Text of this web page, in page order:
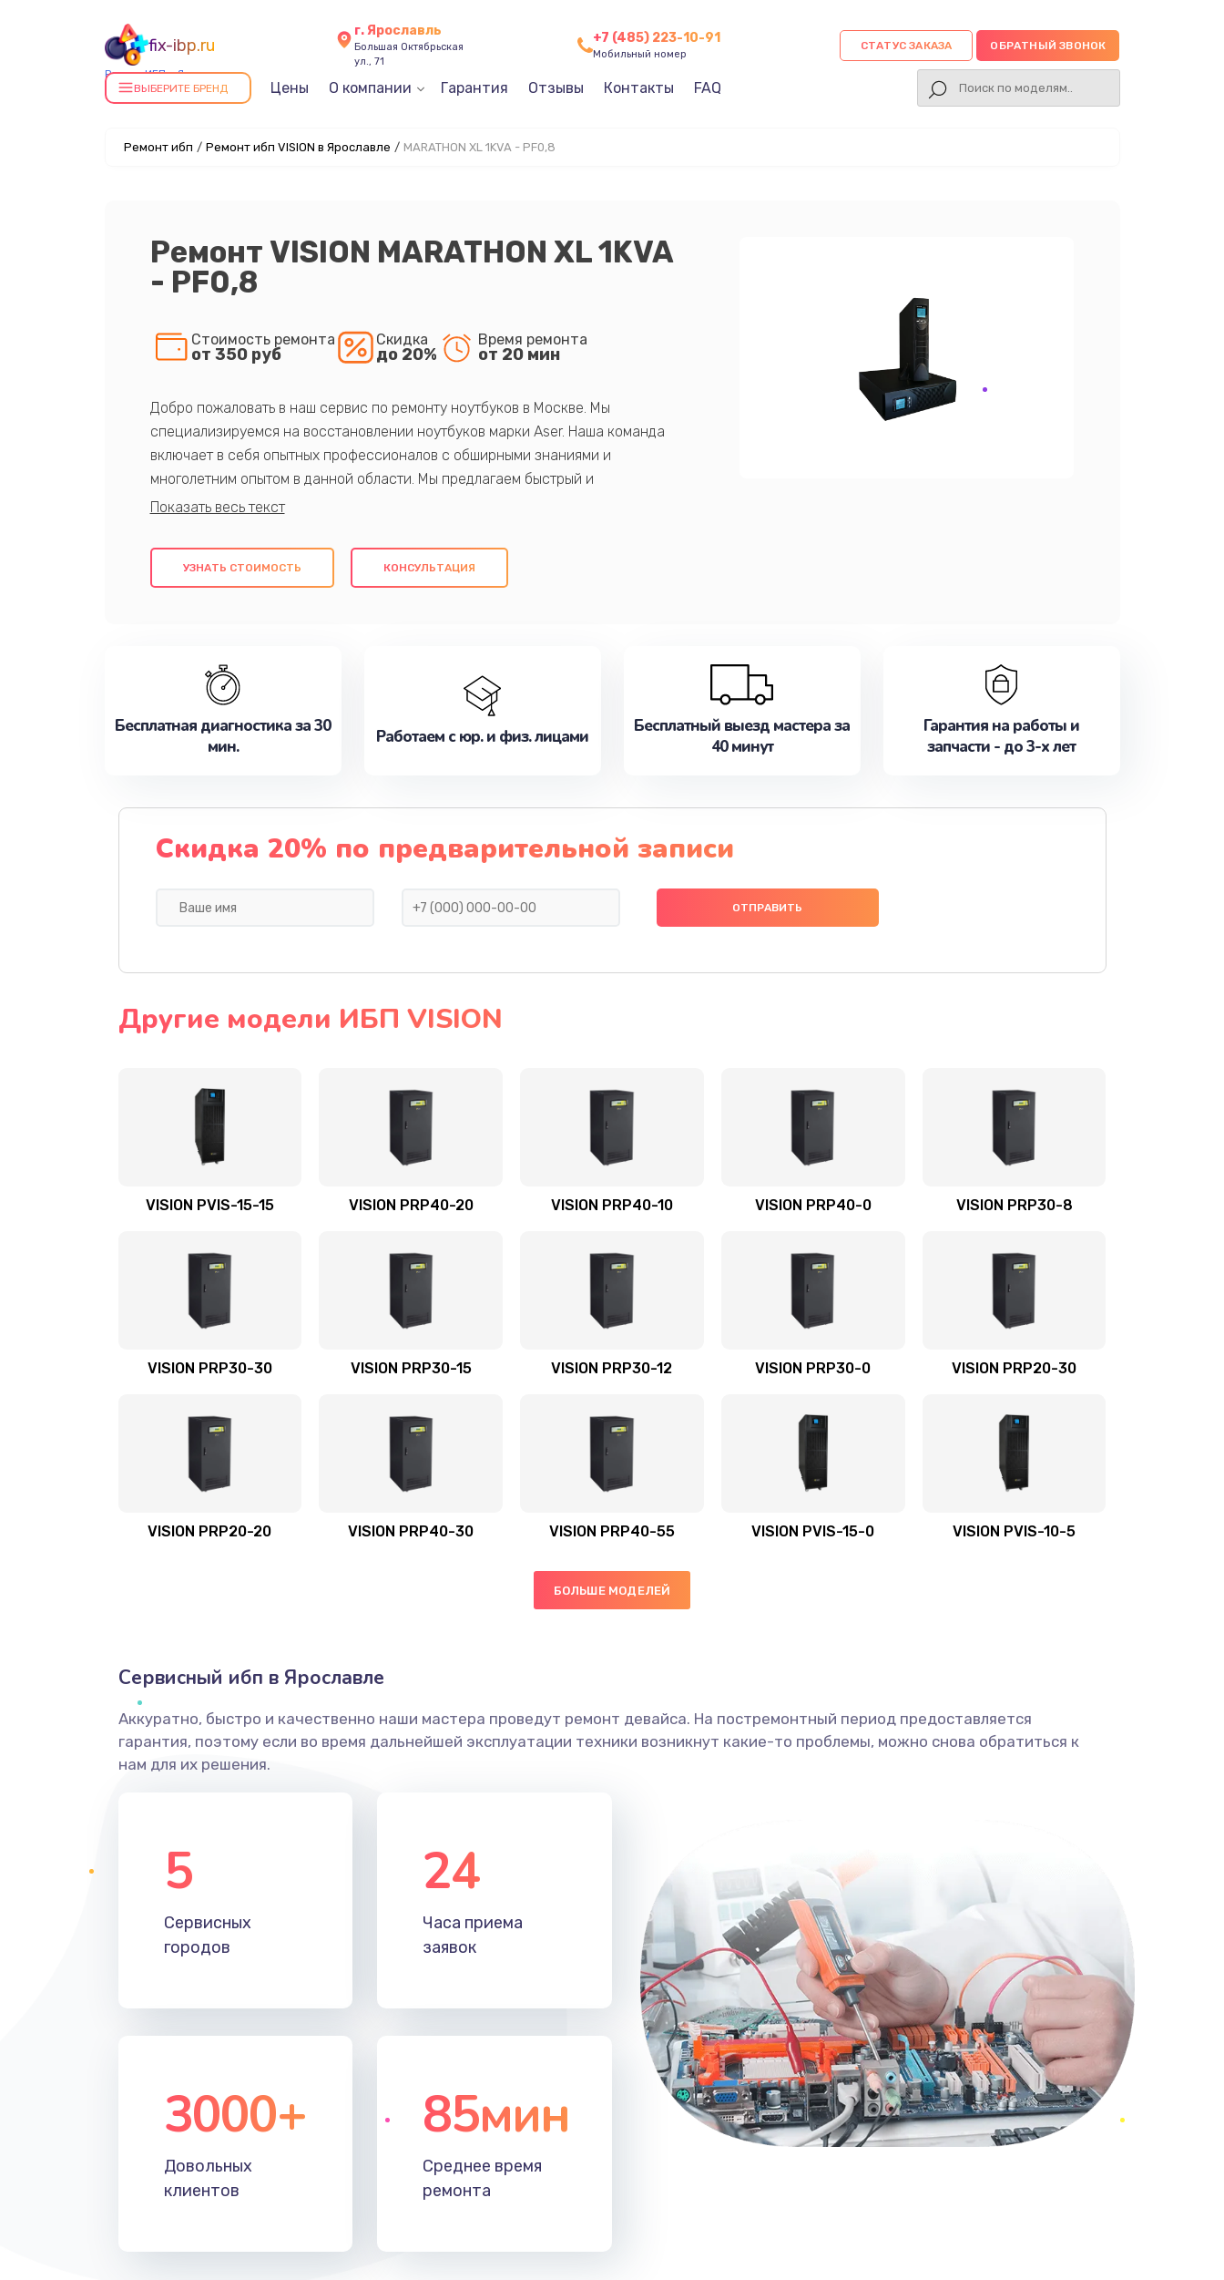
fix-ibp.ru
Ремонт ИБП в Ярославле
г. Ярославль
Большая Октябрьская
ул., 71
+7 (485) 223-10-91
Мобильный номер
СТАТУС ЗАКАЗА ОБРАТНЫЙ ЗВОНОК
ВЫБЕРИТЕ БРЕНД Цены О компании Гарантия Отзывы Контакты FAQ
Ремонт ибп / Ремонт ибп VISION в Ярославле / MARATHON XL 1KVA - PF0,8
Ремонт VISION MARATHON XL 1KVA
- PF0,8
Стоимость ремонта
от 350 руб
Скидка
до 20%
Время ремонта
от 20 мин
Добро пожаловать в наш сервис по ремонту ноутбуков в Москве. Мы
специализируемся на восстановлении ноутбуков марки Aser. Наша команда
включает в себя опытных профессионалов с обширными знаниями и
многолетним опытом в данной области. Мы предлагаем быстрый и
качественный ремонт с использованием оригинальных компонентов, а также
клиентам надежное и профессиональное обслуживание, удовлетворяя их
потребности наилучшим образом. Не медлите записаться на ремонт уже
УЗНАТЬ СТОИМОСТЬ КОНСУЛЬТАЦИЯ
Бесплатная диагностика за 30
мин.
Работаем с юр. и физ. лицами
Бесплатный выезд мастера за
40 минут
Гарантия на работы и
запчасти - до 3-х лет
Скидка 20% по предварительной записи
Другие модели ИБП VISION
VISION PVIS-15-15 VISION PRP40-20 VISION PRP40-10 VISION PRP40-0 VISION PRP30-8
VISION PRP30-30 VISION PRP30-15 VISION PRP30-12 VISION PRP30-0 VISION PRP20-30
VISION PRP20-20 VISION PRP40-30 VISION PRP40-55 VISION PVIS-15-0 VISION PVIS-10-5
БОЛЬШЕ МОДЕЛЕЙ
Сервисный ибп в Ярославле
Аккуратно, быстро и качественно наши мастера проведут ремонт девайса. На постремонтный период предоставляется
гарантия, поэтому если во время дальнейшей эксплуатации техники возникнут какие-то проблемы, можно снова обратиться к
нам для их решения.
5
Сервисных
городов
24
Часа приема
заявок
3000+
Довольных
клиентов
85мин
Среднее время
ремонта